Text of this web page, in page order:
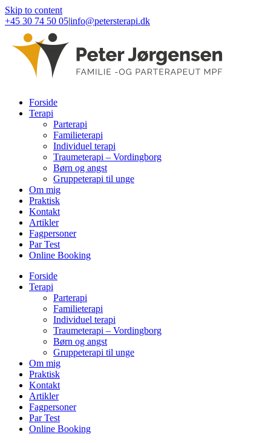
Skip to content
+45 30 74 50 05|info@petersterapi.dk
Forside
Terapi
Parterapi
Familieterapi
Individuel terapi
Traumeterapi – Vordingborg
Børn og angst
Gruppeterapi til unge
Om mig
Praktisk
Kontakt
Artikler
Fagpersoner
Par Test
Online Booking
Forside
Terapi
Parterapi
Familieterapi
Individuel terapi
Traumeterapi – Vordingborg
Børn og angst
Gruppeterapi til unge
Om mig
Praktisk
Kontakt
Artikler
Fagpersoner
Par Test
Online Booking